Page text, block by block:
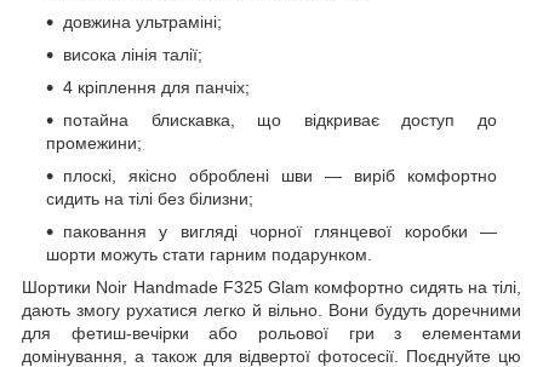
довжина ультраміні;
висока лінія талії;
4 кріплення для панчіх;
потайна блискавка, що відкриває доступ до
промежини;
плоскі, якісно оброблені шви — виріб комфортно
сидить на тілі без білизни;
паковання у вигляді чорної глянцевої коробки —
шорти можуть стати гарним подарунком.
Шортики Noir Handmade F325 Glam комфортно сидять на тілі,
дають змогу рухатися легко й вільно. Вони будуть доречними
для фетиш-вечірки або рольової гри з елементами
домінування, а також для відвертої фотосесії. Поєднуйте цю